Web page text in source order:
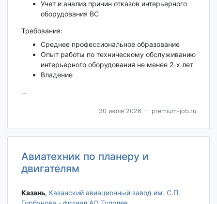
Учет и анализ причин отказов интерьерного
оборудования ВС
Требования:
Среднее профессиональное образование
Опыт работы по техническому обслуживанию
интерьерного оборудования не менее 2-х лет
Владение
...
30 июля 2026 — premium-job.ru
Авиатехник по планеру и
двигателям
Казань‎, Казанский авиационный завод им. С.П.